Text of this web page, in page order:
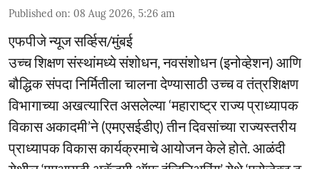
Published on: 08 Aug 2026, 5:26 am
एफपीजे न्यूज सर्व्हिस/मुंबई
उच्च शिक्षण संस्थांमध्ये संशोधन, नवसंशोधन (इनोव्हेशन) आणि
बौद्धिक संपदा निर्मितीला चालना देण्यासाठी उच्च व तंत्रशिक्षण
विभागाच्या अखत्यारित असलेल्या ‘महाराष्ट्र राज्य प्राध्यापक
विकास अकादमी’ने (एमएसईडीए) तीन दिवसांच्या राज्यस्तरीय
प्राध्यापक विकास कार्यक्रमाचे आयोजन केले होते. आळंदी